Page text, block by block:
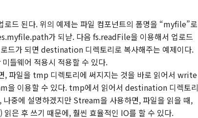
로드 된다. 위의 예제는 파일 컴포넌트의 폼명을 “myfile”로
가 되낟. 다음 fs.readFile을 이용해서 업로드
드가 되면 destination 디렉토리로 복사해주는 예제이다.
미들웨어 적용시 적용할 수 있다.
, 파일을 tmp 디렉토리에 써지지는 것을 바로 읽어서 write
을 이용할 수 있다. tmp에서 읽어서 destination 디렉토리
, 나중에 설명하겠지만 Stream을 사용하면, 파일을 읽을 때,
) 읽은 후 쓰기 때문에,훨씬 효율적인 IO를 할 수 있다.